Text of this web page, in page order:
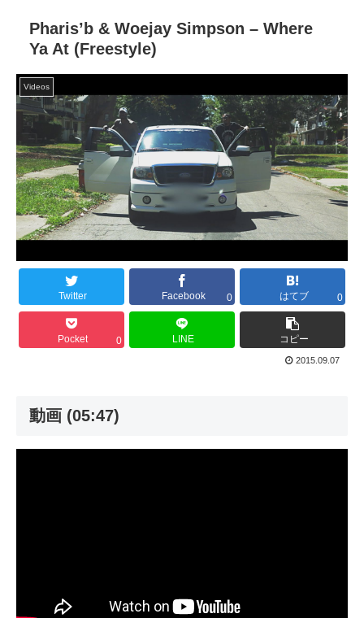
Pharis’b & Woejay Simpson – Where
Ya At (Freestyle)
Videos
Twitter Facebook 0 はてブ 0
Pocket 0 LINE コピー
2015.09.07
動画 (05:47)